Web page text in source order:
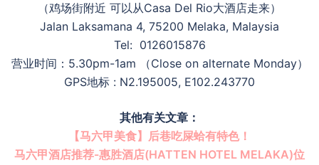
（鸡场街附近 可以从Casa Del Rio大酒店走来）
Jalan Laksamana 4, 75200 Melaka, Malaysia
Tel: 0126015876
营业时间：5.30pm-1am （Close on alternate Monday）
GPS地标 : N2.195005, E102.243770
其他有关文章：
【马六甲美食】后巷吃屎蛤有特色！
马六甲酒店推荐-惠胜酒店(HATTEN HOTEL MELAKA)位